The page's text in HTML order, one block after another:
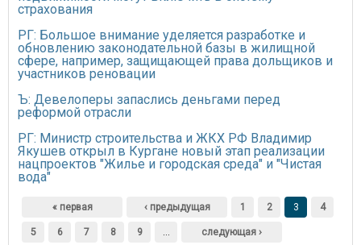
страхования
РГ: Большое внимание уделяется разработке и
обновлению законодательной базы в жилищной
сфере, например, защищающей права дольщиков и
участников реновации
Ъ: Девелоперы запаслись деньгами перед
реформой отрасли
РГ: Министр строительства и ЖКХ РФ Владимир
Якушев открыл в Кургане новый этап реализации
нацпроектов "Жилье и городская среда" и "Чистая
вода"
Страницы
« первая ‹ предыдущая 1 2 3 4
5 6 7 8 9 … следующая ›